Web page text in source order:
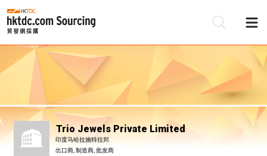
Trio Jewels Private Limited
印度马哈拉施特拉邦
出口商, 制造商, 批发商